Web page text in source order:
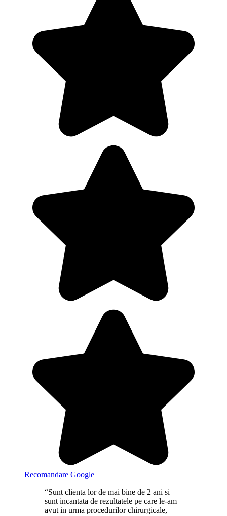
Recomandare Google
“Sunt clienta lor de mai bine de 2 ani si
sunt incantata de rezultatele pe care le-am
avut in urma procedurilor chirurgicale,